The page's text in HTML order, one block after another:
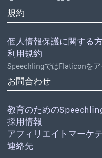
規約
個人情報保護に関する
利用規約
SpeechlingではFlaticonをア
お問合わせ
教育のための
採用情報
アフィリエイトマーケ
連絡先